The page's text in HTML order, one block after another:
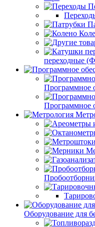
переходные
Программное
Программное
Оборудование для